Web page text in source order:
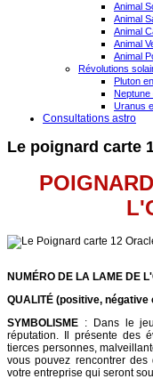
Animal
Animal
Animal
Animal
Animal
Révolutions
Pluton
Neptune
Uranus
Consultations astro
Le poignard carte
NUMÉRO DE LA LAME DE
QUALITÉ (positive, négative
SYMBOLISME : Dans le
réputation. Il présente des
tierces personnes,
vous pouvez rencontrer
votre entreprise qui seront